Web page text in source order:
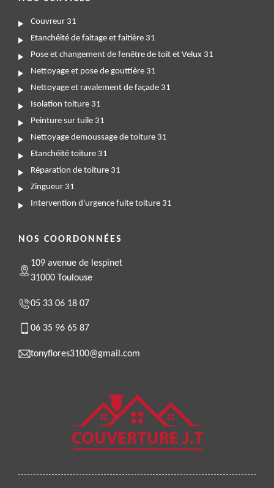
Couvreur 31
Etanchéité de faitage et faitière 31
Pose et changement de fenêtre de toit et Velux 31
Nettoyage et pose de gouttière 31
Nettoyage et ravalement de façade 31
Isolation toiture 31
Peinture sur tuile 31
Nettoyage demoussage de toiture 31
Etanchéité toiture 31
Réparation de toiture 31
Zingueur 31
Intervention d'urgence fuite toiture 31
NOS COORDONNÉES
109 avenue de lespinet
31000 Toulouse
05 33 06 18 07
06 35 96 65 87
tonyflores3100@gmail.com